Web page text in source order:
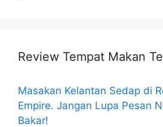
Review Tempat Makan
Masakan Kelantan Sedap di
Empire. Jangan Lupa Pesan
Bakar!